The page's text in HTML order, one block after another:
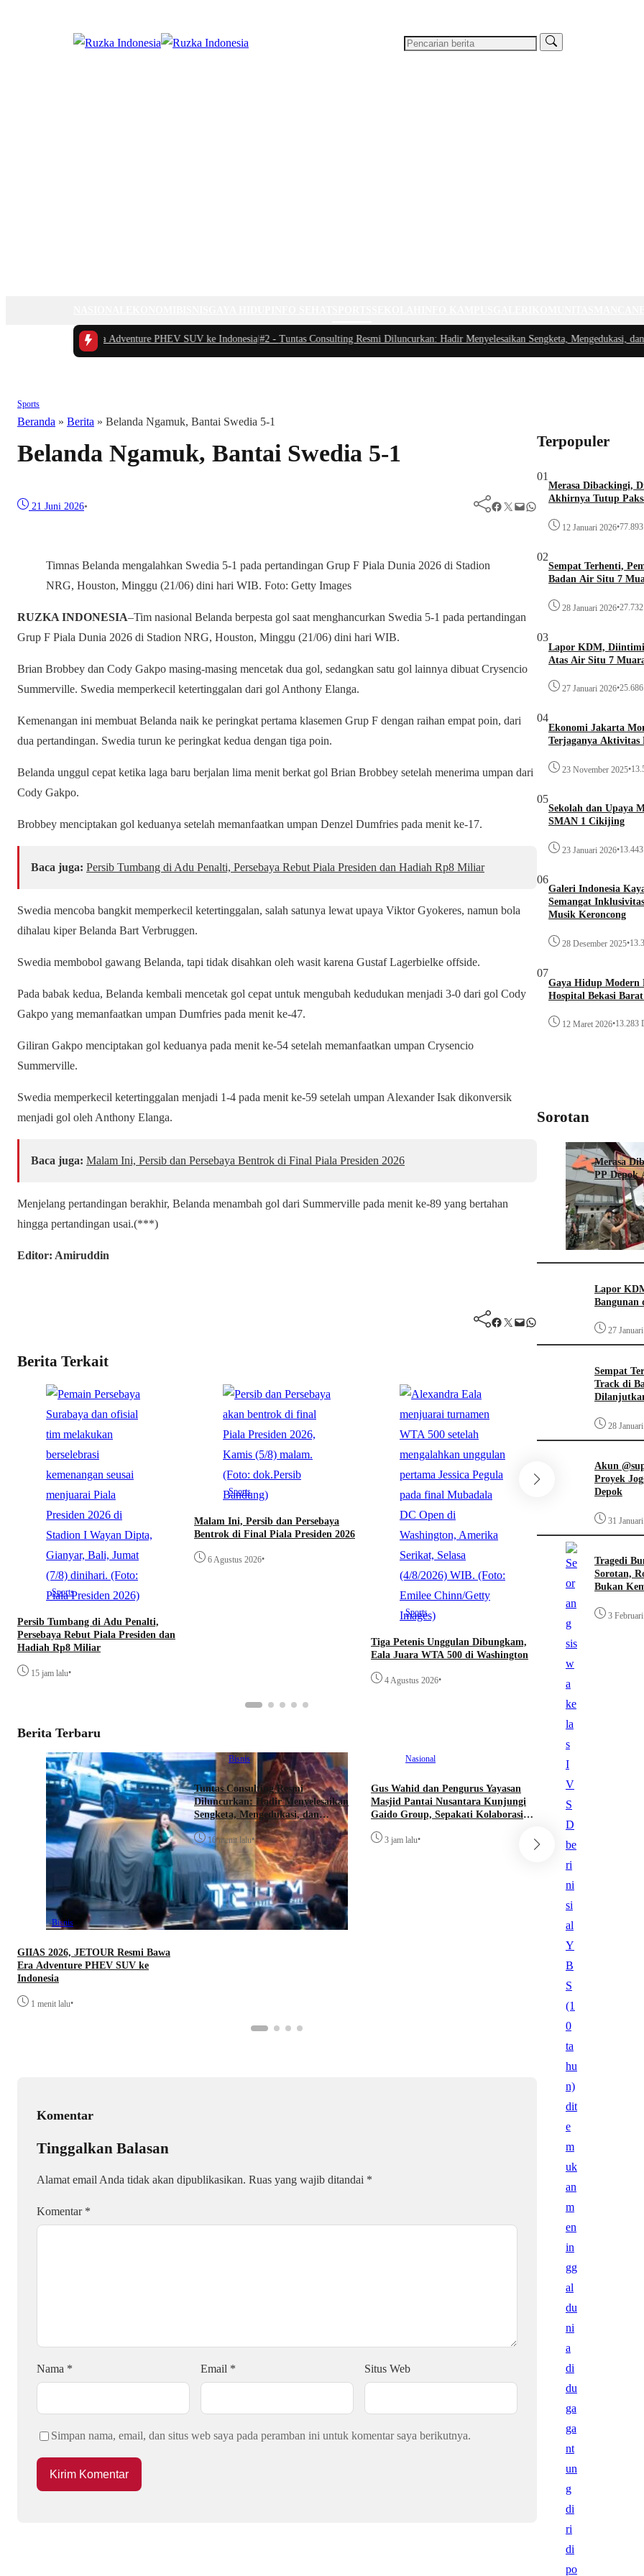
Bawa Era Adventure PHEV SUV ke Indonesia |#2 -Tuntas Consulting Resmi Diluncurkan: Hadir Menyelesaikan Sengketa, Mengedukasi, dan
Sports
Beranda » Berita » Belanda Ngamuk, Bantai Swedia 5-1
Belanda Ngamuk, Bantai Swedia 5-1
21 Juni 2026• Facebook Twitter Mail WhatsApp
Timnas Belanda mengalahkan Swedia 5-1 pada pertandingan Grup F Piala Dunia 2026 di Stadion
NRG, Houston, Minggu (21/06) dini hari WIB. Foto: Getty Images
RUZKA INDONESIA–Tim nasional Belanda berpesta gol saat menghancurkan Swedia 5-1 pada pertandingan
Grup F Piala Dunia 2026 di Stadion NRG, Houston, Minggu (21/06) dini hari WIB.
Brian Brobbey dan Cody Gakpo masing-masing mencetak dua gol, sedangkan satu gol lainnya dibuat Crysencio
Summerville. Swedia memperkecil ketertinggalan dari gol Anthony Elanga.
Kemenangan ini membuat Belanda naik ke peringkat pertama klasemen Grup F dengan raihan empat poin, dari
dua pertandingan. Swedia turun ke peringkat kedua dengan tiga poin.
Belanda unggul cepat ketika laga baru berjalan lima menit berkat gol Brian Brobbey setelah menerima umpan dari
Cody Gakpo.
Brobbey menciptakan gol keduanya setelah memanfaatkan umpan Denzel Dumfries pada menit ke-17.
Baca juga: Persib Tumbang di Adu Penalti, Persebaya Rebut Piala Presiden dan Hadiah Rp8 Miliar
Swedia mencoba bangkit memperkecil ketertinggalan, salah satunya lewat upaya Viktor Gyokeres, namun bola
dihalau kiper Belanda Bart Verbruggen.
Swedia membobol gawang Belanda, tapi tidak disahkan oleh wasit karena Gustaf Lagerbielke offside.
Pada babak kedua, Belanda kembali mencetak gol cepat untuk mengubah kedudukan menjadi 3-0 dari gol Cody
Gakpo yang memanfaatkan umpan Dumfries pada menit ke-47.
Giliran Gakpo menciptakan gol keduanya pada menit ke-54 setelah memanfaatkan umpan Crysencio
Summerville.
Swedia memperkecil ketertinggalan menjadi 1-4 pada menit ke-59 setelah umpan Alexander Isak dikonversik
menjadi gol oleh Anthony Elanga.
Baca juga: Malam Ini, Persib dan Persebaya Bentrok di Final Piala Presiden 2026
Menjelang pertandingan berakhir, Belanda menambah gol dari Summerville pada menit ke-89 yang bertahan
hingga pertandingan usai.(***)
Editor: Amiruddin
Facebook Twitter Mail WhatsApp
Berita Terkait
Sports
Persib Tumbang di Adu Penalti,
Persebaya Rebut Piala Presiden dan
Hadiah Rp8 Miliar
15 jam lalu•
Sports
Malam Ini, Persib dan Persebaya
Bentrok di Final Piala Presiden 2026
6 Agustus 2026•
Sports
Tiga Petenis Unggulan Dibungkam,
Eala Juara WTA 500 di Washington
4 Agustus 2026•
Sports
Piala AFF 2026:
Dibantai Vietnam 0-
Semifinal Menipis
3 Agustus 2026
Berita Terbaru
Bisnis
GIIAS 2026, JETOUR Resmi Bawa
Era Adventure PHEV SUV ke
Indonesia
1 menit lalu•
Bisnis
Tuntas Consulting Resmi
Diluncurkan: Hadir Menyelesaikan
Sengketa, Mengedukasi, dan
Mendorong Bisnis Naik Kelas
16 menit lalu•
Nasional
Gus Wahid dan Pengurus Yayasan
Masjid Pantai Nusantara Kunjungi
Gaido Group, Sepakati Kolaborasi
3 jam lalu•
MILKU Ajak 4.000
Kenali Minat, Bakat,
4 jam lalu
Komentar
Tinggalkan Balasan
Alamat email Anda tidak akan dipublikasikan. Ruas yang wajib ditandai *
Komentar *
Nama * Email * Situs Web
Simpan nama, email, dan situs web saya pada peramban ini untuk komentar saya berikutnya.
Terpopuler
01
Merasa Dibackingi,
Akhirnya Tutup
12 Januari 2026•
02
Sempat Terhenti,
Badan Air Situ 7
28 Januari 2026•
03
Lapor KDM,
Atas Air Situ 7
27 Januari 2026•
04
Ekonomi Jakarta
Terjaganya Aktivitas
23 November 2025•
05
Sekolah dan Upaya
SMAN 1 Cikijing
23 Januari 2026•
06
Galeri Indonesia
Semangat
Musik Keroncong
28 Desember 2025•
07
Gaya Hidup Modern
Hospital Bekasi
12 Maret 2026•13.283
Sorotan
Merasa
PP Depok
12
Lapor
Bangunan
27
Sempat
Track di
28
Akun
Proyek
Depok
31
Tragedi
Sorotan,
Bukan
3